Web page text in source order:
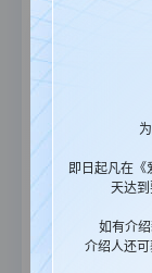
血夜行
狄仁杰之督龙锏
画梦录 全3集
即日起凡在《
天达
如有介
介绍人还